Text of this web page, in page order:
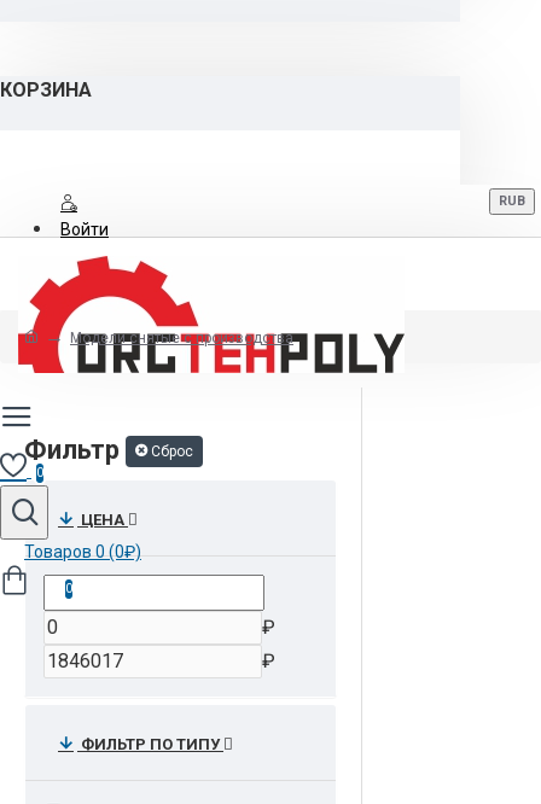
КОРЗИНА
Войти
Регистрация
8 (800) 700-06-12
RUB
0
Товаров 0 (0₽)
0
Модели снятые с производства
Фильтр Сброс
ЦЕНА
₽
₽
ФИЛЬТР ПО ТИПУ